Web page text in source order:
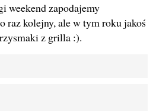
weekend zapodajemy
raz kolejny, ale w tym roku jakoś
z grilla :).